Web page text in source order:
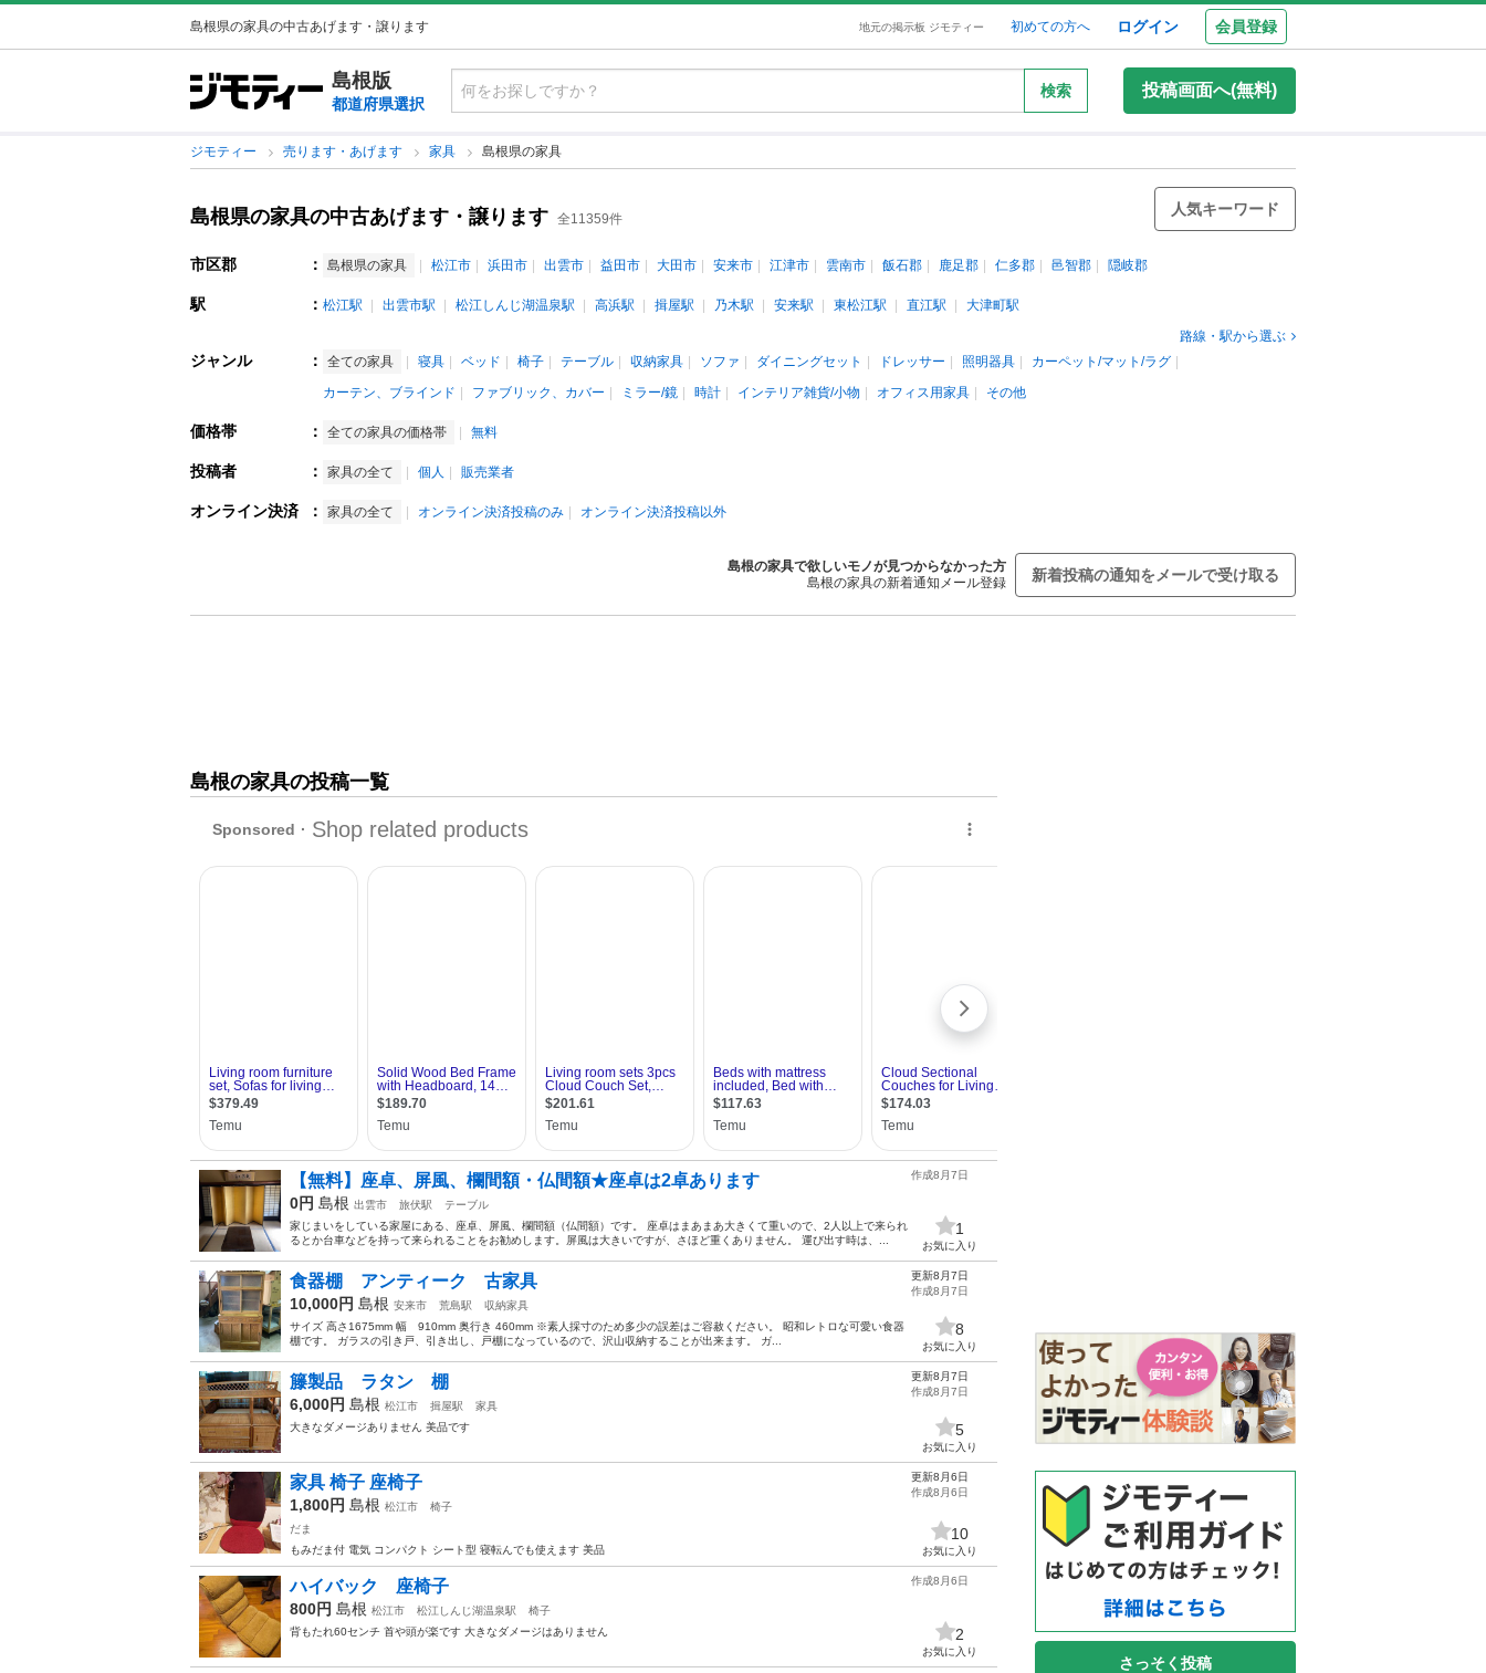
島根県の家具の中古あげます・譲ります 地元の掲示板 ジモティー 初めての方へ ログイン 会員登録
島根版
都道府県選択
検索 投稿画面へ(無料)
ジモティー 売ります・あげます 家具 島根県の家具
島根県の家具の中古あげます・譲ります 全11359件
人気キーワード
市区郡 ： 島根県の家具 松江市 浜田市 出雲市 益田市 大田市 安来市 江津市 雲南市 飯石郡 鹿足郡 仁多郡 邑智郡 隠岐郡
駅 ： 松江駅 出雲市駅 松江しんじ湖温泉駅 高浜駅 揖屋駅 乃木駅 安来駅 東松江駅 直江駅
大津町駅
路線・駅から選ぶ
ジャンル ： 全ての家具 寝具 ベッド 椅子 テーブル 収納家具 ソファ ダイニングセット ドレッサー 照明器具
カーペット/マット/ラグ
カーテン、ブラインド
ファブリック、カバー ミラー/鏡 時計 インテリア雑貨/小物 オフィス用家具 その他
価格帯 ： 全ての家具の価格帯 無料
投稿者 ： 家具の全て 個人 販売業者
オンライン決済 ： 家具の全て オンライン決済投稿のみ オンライン決済投稿以外
島根の家具で欲しいモノが見つからなかった方
島根の家具の新着通知メール登録
新着投稿の通知をメールで受け取る
島根の家具の投稿一覧
【無料】座卓、屏風、欄間額・仏間額★座卓は2卓あります
0円 島根 出雲市 旅伏駅
テーブル
家じまいをしている家屋にある、座卓、屏風、欄間額（仏間額）です。 座卓はまあまあ大きくて重いので、2人以上で来られ
るとか台車などを持って来られることをお勧めします。屏風は大きいですが、さほど重くありません。 運び出す時は、...
作成8月7日
1
お気に入り
食器棚 アンティーク 古家具
10,000円 島根 安来市 荒島駅
収納家具
サイズ 高さ1675mm 幅 910mm 奥行き 460mm ※素人採寸のため多少の誤差はご容赦ください。 昭和レトロな可愛い食器
棚です。 ガラスの引き戸、引き出し、戸棚になっているので、沢山収納することが出来ます。 ガ...
更新8月7日
作成8月7日
8
お気に入り
籐製品 ラタン 棚
6,000円 島根 松江市 揖屋駅
家具
大きなダメージありません 美品です
更新8月7日
作成8月7日
5
お気に入り
家具 椅子 座椅子
1,800円 島根 松江市
椅子
だま
もみだま付 電気 コンパクト シート型 寝転んでも使えます 美品
更新8月6日
作成8月6日
10
お気に入り
ハイバック 座椅子
800円 島根 松江市 松江しんじ湖温泉駅
椅子
背もたれ60センチ 首や頭が楽です 大きなダメージはありません
作成8月6日
2
お気に入り
さっそく投稿